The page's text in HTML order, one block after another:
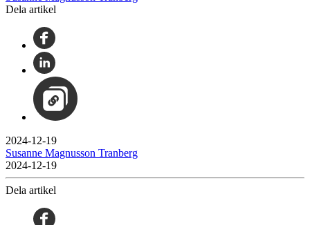
Dela artikel
2024-12-19
Susanne Magnusson Tranberg
2024-12-19
Dela artikel